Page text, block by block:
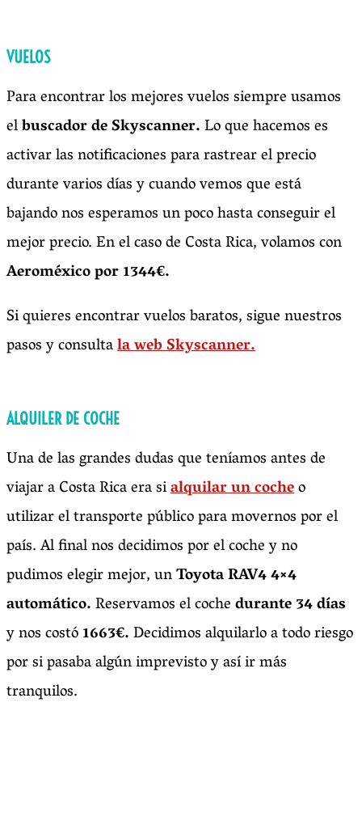
VUELOS
Para encontrar los mejores vuelos siempre usamos
elbuscador de Skyscanner.Lo que hacemos es
activar las notificaciones para rastrear el precio
durante varios días y cuando vemos que está
bajando nos esperamos un poco hasta conseguir el
mejor precio. En el caso de Costa Rica, volamos con
Aeroméxico por 1344€.
Si quieres encontrar vuelos baratos, sigue nuestros
pasos y consultala web Skyscanner.
ALQUILER DE COCHE
Una de las grandes dudas que teníamos antes de
viajar a Costa Rica era sialquilar un cocheo
utilizar el transporte público para movernos por el
país. Al final nos decidimos por el coche y no
pudimos elegir mejor, unToyota RAV4 4×4
automático.Reservamos el cochedurante 34 días
y nos costó1663€.Decidimos alquilarlo a todo riesgo
por si pasaba algún imprevisto y así ir más
tranquilos.